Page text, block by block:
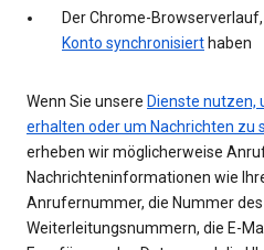
Der Chrome-
Konto synchronisiert haben
Wenn Sie unsere Dienste nutzen,
erhalten oder um Nachrichten zu
erheben wir möglicherweise
Nachrichteninformationen wie
Anrufernummer, die Nummer
Weiterleitungsnummern, die E-